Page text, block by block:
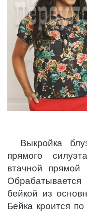
Выкройка
прямого
втачной прямой
бейкой из
Бейка кроится